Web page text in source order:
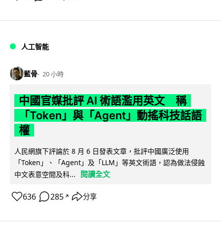
人工智能
藍骨 20 小時
中國官媒批評 AI 術語濫用英文 稱
「Token」與「Agent」動搖科技話語
權
人民網旗下評論於 8 月 6 日發表文章，批評中國廣泛使用
「Token」、「Agent」及「LLM」等英文術語，認為做法侵蝕
中文表意空間及科...
閱讀全文
636 285 ↗ 分享